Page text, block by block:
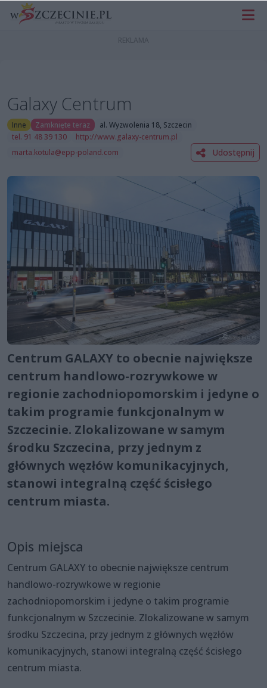
Galaxy Centrum
Inne Zamknięte teraz
al. Wyzwolenia 18, Szczecin
tel. 91 48 39 130
http://www.galaxy-centrum.pl
marta.kotula@epp-poland.com
Udostępnij
Centrum GALAXY to obecnie największe
centrum handlowo-rozrywkowe w
regionie zachodniopomorskim i jedyne o
takim programie funkcjonalnym w
Szczecinie. Zlokalizowane w samym
środku Szczecina, przy jednym z
głównych węzłów komunikacyjnych,
stanowi integralną część ścisłego
centrum miasta.
Opis miejsca
Centrum GALAXY to obecnie największe centrum
handlowo-rozrywkowe w regionie
zachodniopomorskim i jedyne o takim programie
funkcjonalnym w Szczecinie. Zlokalizowane w samym
środku Szczecina, przy jednym z głównych węzłów
komunikacyjnych, stanowi integralną część ścisłego
centrum miasta.